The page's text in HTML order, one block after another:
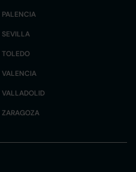
PALENCIA
SEVILLA
TOLEDO
VALENCIA
VALLADOLID
ZARAGOZA